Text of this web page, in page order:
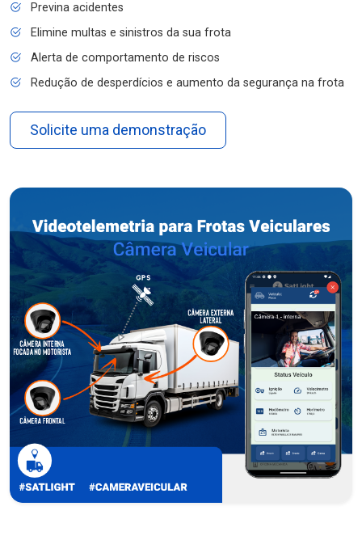
Previna acidentes
Elimine multas e sinistros da sua frota
Alerta de comportamento de riscos
Redução de desperdícios e aumento da segurança na frota
Solicite uma demonstração